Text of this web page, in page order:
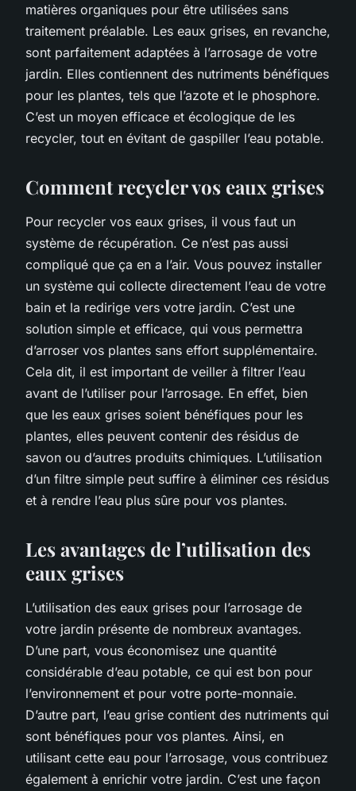
matières organiques pour être utilisées sans
traitement préalable. Les eaux grises, en revanche,
sont parfaitement adaptées à l’arrosage de votre
jardin. Elles contiennent des nutriments bénéfiques
pour les plantes, tels que l’azote et le phosphore.
C’est un moyen efficace et écologique de les
recycler, tout en évitant de gaspiller l’eau potable.
Comment recycler vos eaux grises
Pour recycler vos eaux grises, il vous faut un
système de récupération. Ce n’est pas aussi
compliqué que ça en a l’air. Vous pouvez installer
un système qui collecte directement l’eau de votre
bain et la redirige vers votre jardin. C’est une
solution simple et efficace, qui vous permettra
d’arroser vos plantes sans effort supplémentaire.
Cela dit, il est important de veiller à filtrer l’eau
avant de l’utiliser pour l’arrosage. En effet, bien
que les eaux grises soient bénéfiques pour les
plantes, elles peuvent contenir des résidus de
savon ou d’autres produits chimiques. L’utilisation
d’un filtre simple peut suffire à éliminer ces résidus
et à rendre l’eau plus sûre pour vos plantes.
Les avantages de l’utilisation des
eaux grises
L’utilisation des eaux grises pour l’arrosage de
votre jardin présente de nombreux avantages.
D’une part, vous économisez une quantité
considérable d’eau potable, ce qui est bon pour
l’environnement et pour votre porte-monnaie.
D’autre part, l’eau grise contient des nutriments qui
sont bénéfiques pour vos plantes. Ainsi, en
utilisant cette eau pour l’arrosage, vous contribuez
également à enrichir votre jardin. C’est une façon